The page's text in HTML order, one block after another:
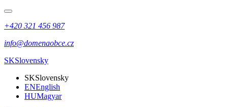
+420 321 456 987
info@domenaobce.cz
SKSlovensky
SKSlovensky
ENEnglish
HUMagyar